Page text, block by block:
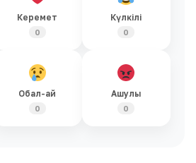
Керемет
0
Күлкілі
0
Обал-ай
0
Ашулы
0